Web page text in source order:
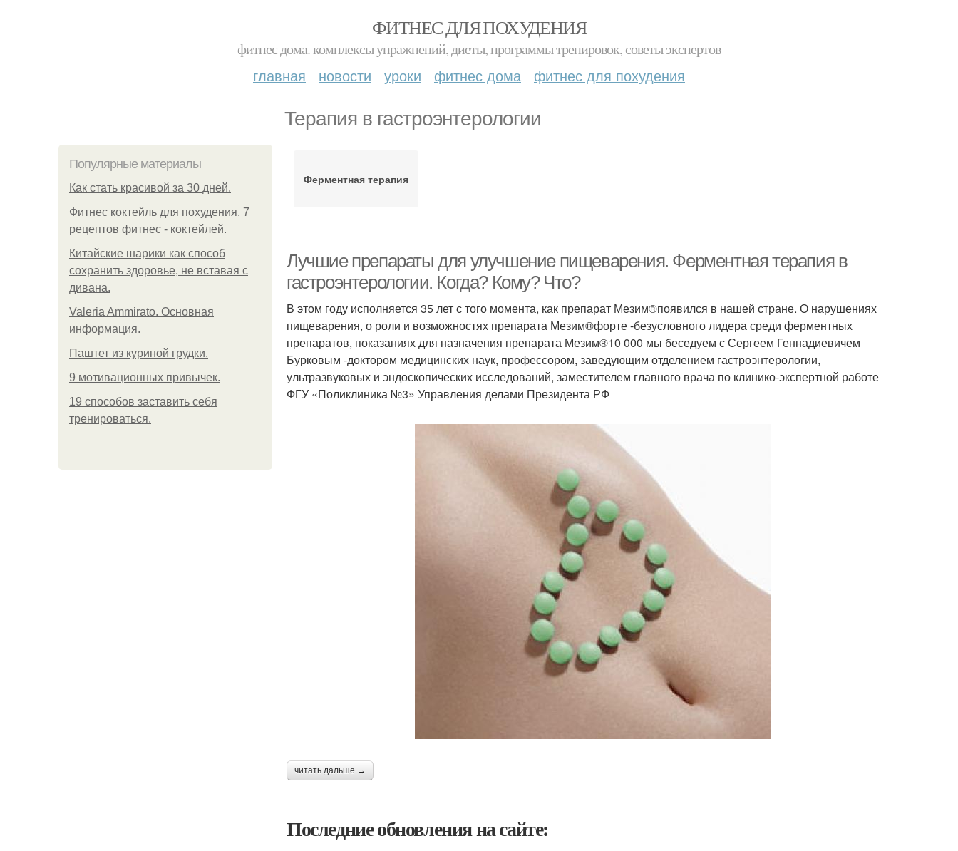
ФИТНЕС ДЛЯ ПОХУДЕНИЯ
фитнес дома. комплексы упражнений, диеты, программы тренировок, советы экспертов
главная новости уроки фитнес дома фитнес для похудения
Терапия в гастроэнтерологии
Популярные материалы
Как стать красивой за 30 дней.
Фитнес коктейль для похудения. 7
рецептов фитнес - коктейлей.
Китайские шарики как способ
сохранить здоровье, не вставая с
дивана.
Valeria Ammirato. Основная
информация.
Паштет из куриной грудки.
9 мотивационных привычек.
19 способов заставить себя
тренироваться.
Ферментная терапия
Лучшие препараты для улучшение пищеварения. Ферментная терапия в
гастроэнтерологии. Когда? Кому? Что?
В этом году исполняется 35 лет с того момента, как препарат Мезим®появился в нашей стране. О нарушениях
пищеварения, о роли и возможностях препарата Мезим®форте -безусловного лидера среди ферментных
препаратов, показаниях для назначения препарата Мезим®10 000 мы беседуем с Сергеем Геннадиевичем
Бурковым -доктором медицинских наук, профессором, заведующим отделением гастроэнтерологии,
ультразвуковых и эндоскопических исследований, заместителем главного врача по клинико-экспертной работе
ФГУ «Поликлиника №3» Управления делами Президента РФ
читать дальше →
Последние обновления на сайте: